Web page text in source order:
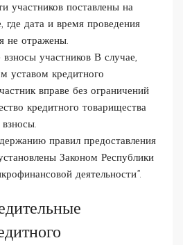
участников поставлены на
где дата и время проведения
не отражены.
участников В случае,
уставом кредитного
вправе без ограничений
кредитного товарищества
правил предоставления
Законом Республики
деятельности”.